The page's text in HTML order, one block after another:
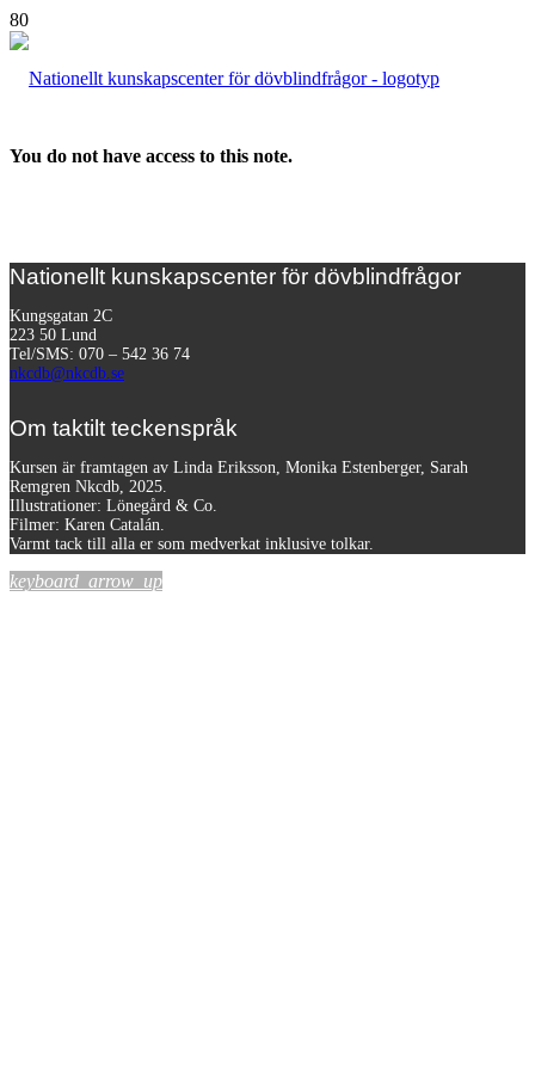
You do not have access to this note.
Nationellt kunskapscenter för dövblindfrågor
Kungsgatan 2C
223 50 Lund
Tel/SMS: 070 – 542 36 74
nkcdb@nkcdb.se
Om taktilt teckenspråk
Kursen är framtagen av Linda Eriksson, Monika Estenberger, Sarah
Remgren Nkcdb, 2025.
Illustrationer: Lönegård & Co.
Filmer: Karen Catalán.
Varmt tack till alla er som medverkat inklusive tolkar.
keyboard_arrow_up